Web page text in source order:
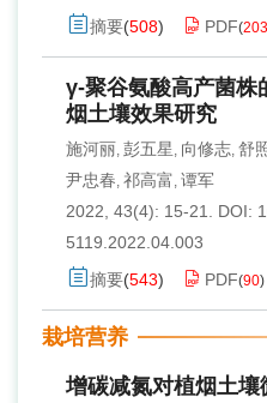
摘要(508) PDF(203
γ-聚谷氨酸高产菌株
烟土壤效果研究
施河丽, 彭五星, 向修志, 舒
尹忠春, 祁高富, 谭军
2022, 43(4): 15-21.
DOI:
5119.2022.04.003
摘要(543) PDF(90)
栽培营养
增碳减氮对植烟土壤